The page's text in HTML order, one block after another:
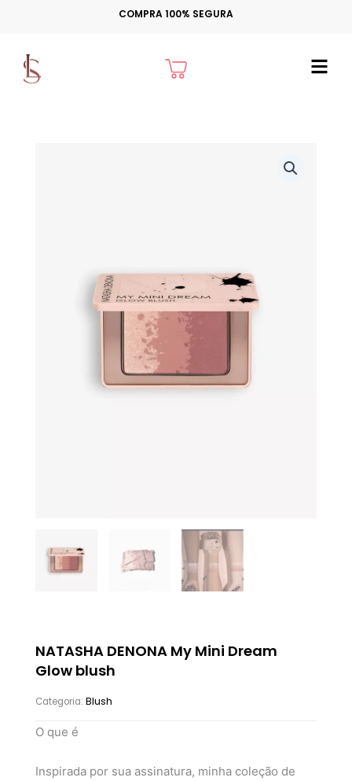
conteúdo
COMPRA 100% SEGURA
Cart
NATASHA DENONA My Mini Dream
Glow blush
Categoria: Blush
O que é
Inspirada por sua assinatura, minha coleção de